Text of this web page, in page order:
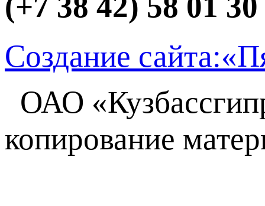
Создание сайта:
ОАО
копирование